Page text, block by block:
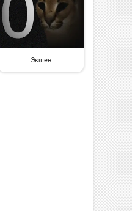
Экшен